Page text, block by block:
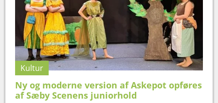
Kultur
Ny og moderne version af Askepot opføres
af Sæby Scenens juniorhold